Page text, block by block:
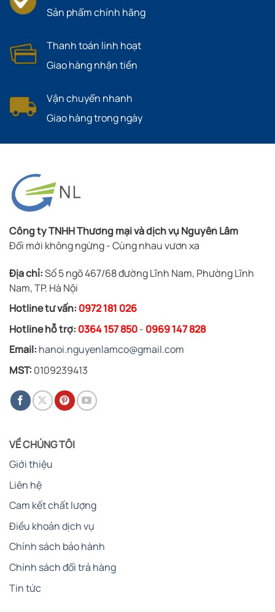
Sản phẩm chính hãng
Thanh toán linh hoạt
Giao hàng nhận tiền
Vận chuyển nhanh
Giao hàng trong ngày
Công ty TNHH Thương mại và dịch vụ Nguyên Lâm
Đổi mới không ngừng - Cùng nhau vươn xa
Địa chỉ:Số 5 ngõ 467/68 đường Lĩnh Nam, Phường Lĩnh
Nam, TP. Hà Nội
Hotline tư vấn: 0972 181 026
Hotline hỗ trợ: 0364 157 850- 0969 147 828
Email: hanoi.nguyenlamco@gmail.com
MST: 0109239413
VỀ CHÚNG TÔI
Giới thiệu
Liên hệ
Cam kết chất lượng
Điều khoản dịch vụ
Chính sách bảo hành
Chính sách đổi trả hàng
Tin tức